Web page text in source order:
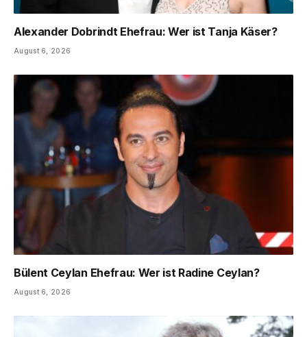
Alexander Dobrindt Ehefrau: Wer ist Tanja Käser?
August 6, 2026
Bülent Ceylan Ehefrau: Wer ist Radine Ceylan?
August 6, 2026